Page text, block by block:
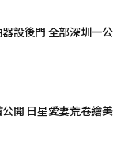
設後門 全部深圳一公
開 日星愛妻荒卷繪美